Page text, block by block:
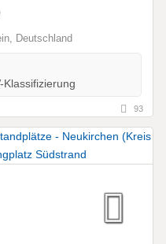
Deutschland
93